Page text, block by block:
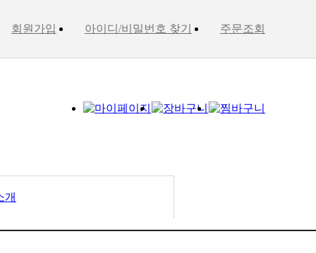
회원가입 아이디/비밀번호 찾기 주문조회
개